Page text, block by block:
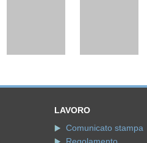
LAVORO
Comunicato stampa
Regolamento